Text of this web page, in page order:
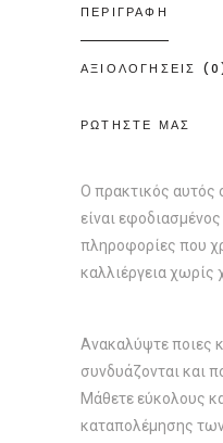
ΠΕΡΙΓΡΑΦΗ
ΑΞΙΟΛΟΓΗΣΕΙΣ
ΡΩΤΗΣΤΕ ΜΑΣ
Ο πρακτικός αυτός
είναι
πληροφορίες που
καλλιέργεια χωρίς
Ανακαλύψτε ποιες
συνδυάζονται και
Μάθετε εύκολους
καταπολέμησης